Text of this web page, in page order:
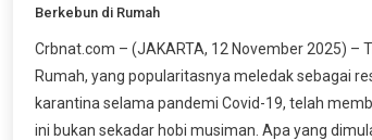
Berkebun di Rumah
Crbnat.com – (JAKARTA, 12 November 2025) –
Rumah, yang popularitasnya meledak sebagai
karantina selama pandemi Covid-19, telah
ini bukan sekadar hobi musiman. Apa yang